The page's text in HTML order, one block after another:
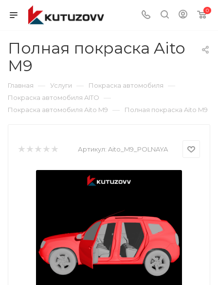
0
Полная покраска Aito
M9
Главная — Услуги — Покраска автомобиля —
Покраска автомобиля AITO —
Покраска автомобиля Aito M9 — Полная покраска Aito M9
Артикул: Aito_M9_POLNAYA